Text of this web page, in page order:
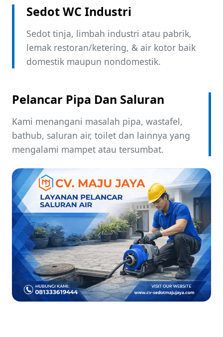
Sedot WC Industri ​
Sedot tinja, limbah industri atau pabrik,
lemak restoran/ketering, & air kotor baik
domestik maupun nondomestik.
Pelancar Pipa Dan Saluran
Kami menangani masalah pipa, wastafel,
bathub, saluran air, toilet dan lainnya yang
mengalami mampet atau tersumbat.